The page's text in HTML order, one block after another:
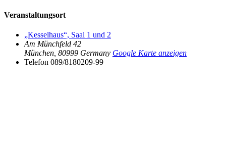
Veranstaltungsort
„Kesselhaus“, Saal 1 und 2
Am Münchfeld 42
München 80999 Germany Google Karte anzeigen
Telefon 089/8180209-99